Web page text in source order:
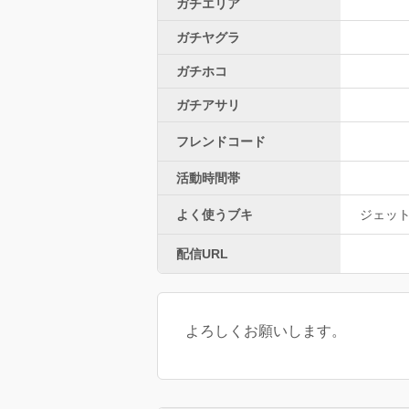
ガチエリア
ガチヤグラ
ガチホコ
ガチアサリ
フレンドコード
活動時間帯
よく使うブキ ジェッ
配信URL
よろしくお願いします。